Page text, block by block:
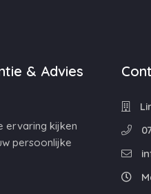
& Advies
ervaring kijken
persoonlijke